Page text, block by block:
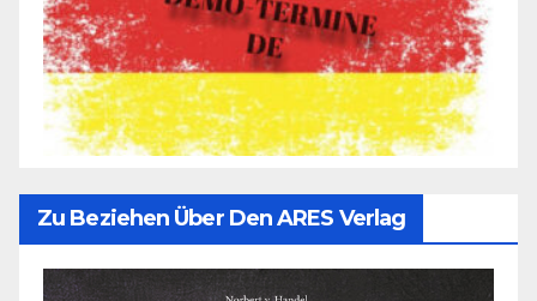
Zu Beziehen Über Den ARES Verlag